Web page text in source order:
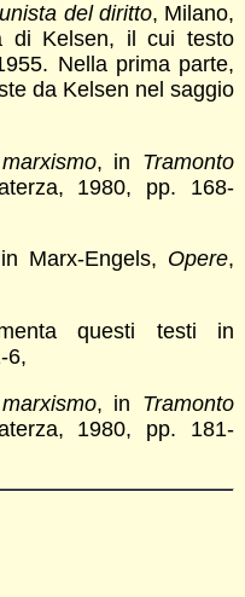
del diritto, Milano,
di Kelsen, il cui testo
Nella prima parte,
da Kelsen nel saggio
, in Tramonto
1980, pp. 168-
Marx-Engels, Opere,
questi testi in
6,
, in Tramonto
1980, pp. 181-